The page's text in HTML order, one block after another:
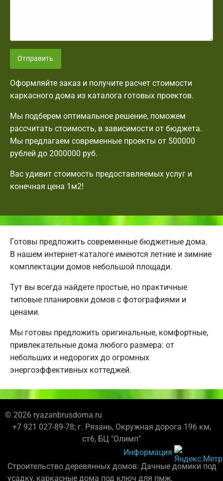
Отправить
Оформляйте заказ и получите расчет стоимости
каркасного дома из каталога готовых проектов.
Мы подберем оптимальное решение, поможем
рассчитать стоимость, в зависимости от бюджета.
Мы предлагаем современные проекты от 500000
рублей до 2000000 руб.
Вас удивит стоимость предоставляемых услуг и
конечная цена 1м2!
Готовы предложить современные бюджетные дома.
В нашем интернет-каталоге имеются летние и зимние
комплектации домов небольшой площади.
Тут вы всегда найдете простые, но практичные
типовые планировки домов с фотографиями и
ценами.
Мы готовы предложить оригинальные, комфортные,
привлекательные дома любого размера: от
небольших и недорогих до огромных
энергоэффективных коттеджей.
© 2026 ryazanbrusdoma.ru
+7 921 027-89-78; г. Рязань, Окружная дорога 196 км,
ст6, БЦ "Олимп"
Информация
Строительство деревянных домов: Дачные домики под
усадку, каркасные дома под ключ для пмж.